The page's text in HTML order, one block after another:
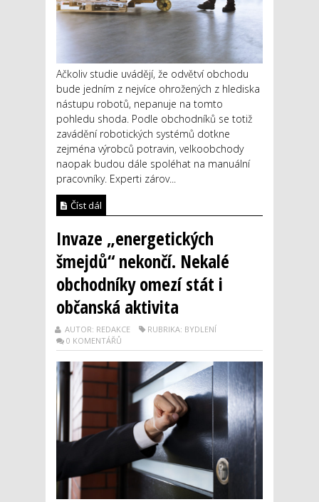
Ačkoliv studie uvádějí, že odvětví obchodu
bude jedním z nejvíce ohrožených z hlediska
nástupu robotů, nepanuje na tomto
pohledu shoda. Podle obchodníků se totiž
zavádění robotických systémů dotkne
zejména výrobců potravin, velkoobchody
naopak budou dále spoléhat na manuální
pracovníky. Experti zárov...
Číst dál
Invaze „energetických
šmejdů“ nekončí. Nekalé
obchodníky omezí stát i
občanská aktivita
AUTOR: REDAKCE
RUBRIKA: BYDLENÍ
0 KOMENTÁŘŮ